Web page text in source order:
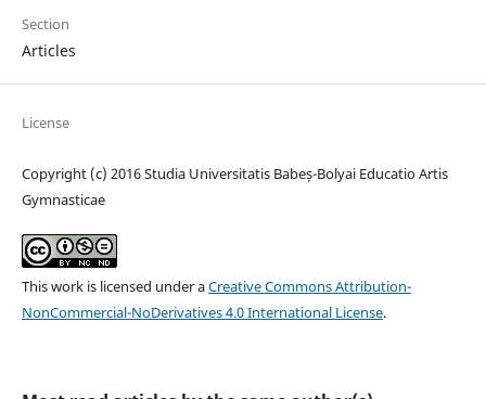
Section
Articles
License
Copyright (c) 2016 Studia Universitatis Babeș-Bolyai Educatio Artis
Gymnasticae
This work is licensed under aCreative Commons Attribution-
NonCommercial-NoDerivatives 4.0 International License.